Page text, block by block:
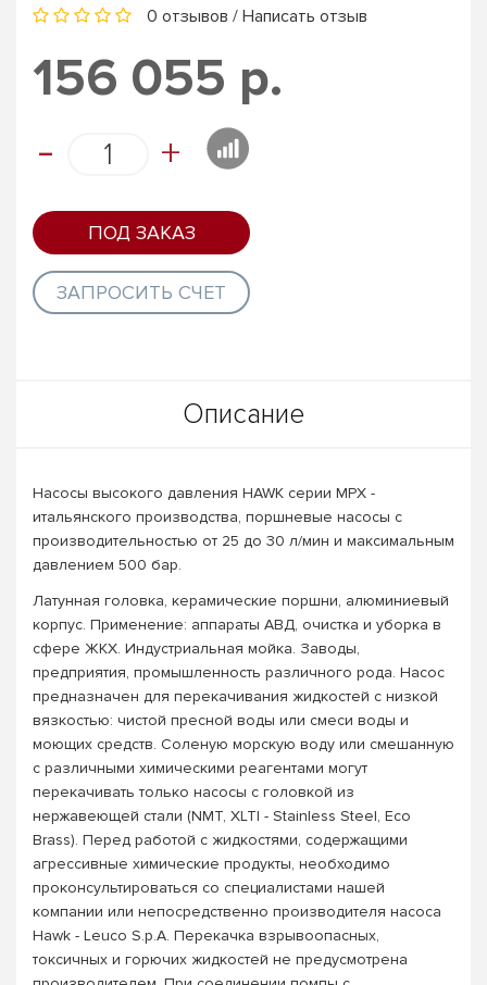
0 отзывов / Написать отзыв
156 055 р.
- +
ПОД ЗАКАЗ
ЗАПРОСИТЬ СЧЕТ
Описание
Насосы высокого давления HAWK серии MPX -
итальянского производства, поршневые насосы с
производительностью от 25 до 30 л/мин и максимальным
давлением 500 бар.
Латунная головка, керамические поршни, алюминиевый
корпус. Применение: аппараты АВД, очистка и уборка в
сфере ЖКХ. Индустриальная мойка. Заводы,
предприятия, промышленность различного рода. Насос
предназначен для перекачивания жидкостей с низкой
вязкостью: чистой пресной воды или смеси воды и
моющих средств. Соленую морскую воду или смешанную
с различными химическими реагентами могут
перекачивать только насосы с головкой из
нержавеющей стали (NMT, XLTI - Stainless Steel, Eco
Brass). Перед работой с жидкостями, содержащими
агрессивные химические продукты, необходимо
проконсультироваться со специалистами нашей
компании или непосредственно производителя насоса
Hawk - Leuco S.p.A. Перекачка взрывоопасных,
токсичных и горючих жидкостей не предусмотрена